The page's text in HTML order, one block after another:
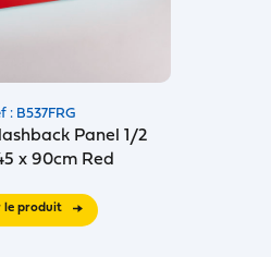
: B537FRG
Panel 1/2
x 90cm Red
le produit